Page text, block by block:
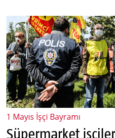
1 Mayıs İşçi Bayramı